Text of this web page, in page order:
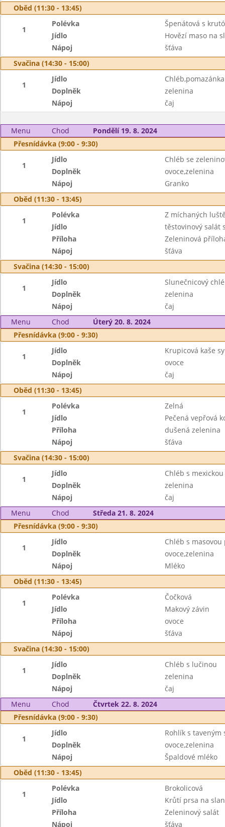
Oběd (11:30 - 13:45)
1
Polévka
Špenátová s
Jídlo
Hovězí maso na
Nápoj
šťáva
Svačina (14:30 - 15:00)
1
Jídlo
Doplněk
zelenina
Nápoj
čaj
Menu Chod
Pondělí 19. 8. 2024
Přesnídávka (9:00 - 9:30)
1
Jídlo
Chléb se
Doplněk
ovoce,zelenina
Nápoj
Granko
Oběd (11:30 - 13:45)
1
Polévka
Z míchaných
Jídlo
těstovinový salát
Příloha
Zeleninová
Nápoj
šťáva
Svačina (14:30 - 15:00)
1
Jídlo
Slunečnicový
Doplněk
zelenina
Nápoj
čaj
Menu
Chod
Úterý 20. 8. 2024
Přesnídávka (9:00 - 9:30)
1
Jídlo
Krupicová kaše
Doplněk
ovoce
Nápoj
čaj
Oběd (11:30 - 13:45)
1
Polévka
Zelná
Jídlo
Pečená vepřová
Příloha
dušená zelenina
Nápoj
šťáva
Svačina (14:30 - 15:00)
1
Jídlo
Chléb s
Doplněk
zelenina
Nápoj
čaj
Menu
Chod
Středa 21. 8. 2024
Přesnídávka (9:00 - 9:30)
1
Jídlo
Chléb s
Doplněk
ovoce,zelenina
Nápoj
Mléko
Oběd (11:30 - 13:45)
1
Polévka
Čočková
Jídlo
Makový závin
Příloha
ovoce
Nápoj
šťáva
Svačina (14:30 - 15:00)
1
Jídlo
Chléb s lučinou
Doplněk
zelenina
Nápoj
čaj
Menu
Chod
Čtvrtek 22. 8. 2024
Přesnídávka (9:00 - 9:30)
1
Jídlo
Rohlík s taveným
Doplněk
ovoce,zelenina
Nápoj
Špaldové mléko
Oběd (11:30 - 13:45)
1
Polévka
Brokolicová
Jídlo
Krůtí prsa na
Příloha
Zeleninový salát
Nápoj
šťáva